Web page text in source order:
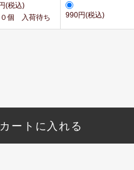
(税込)
個 入荷待ち
990円(税込)
カートに入れる